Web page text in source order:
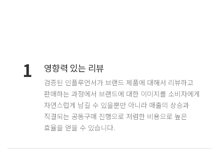
1 영향력 있는 리뷰
검증된 인플루언서가 브랜드 제품에 대해서 리뷰하고
판매하는 과정에서 브랜드에 대한 이미지를 소비자에게
자연스럽게 남길 수 있을뿐만 아니라 매출의 상승과
직결되는 공동구매 진행으로 저렴한 비용으로 높은
효율을 얻을 수 있습니다.